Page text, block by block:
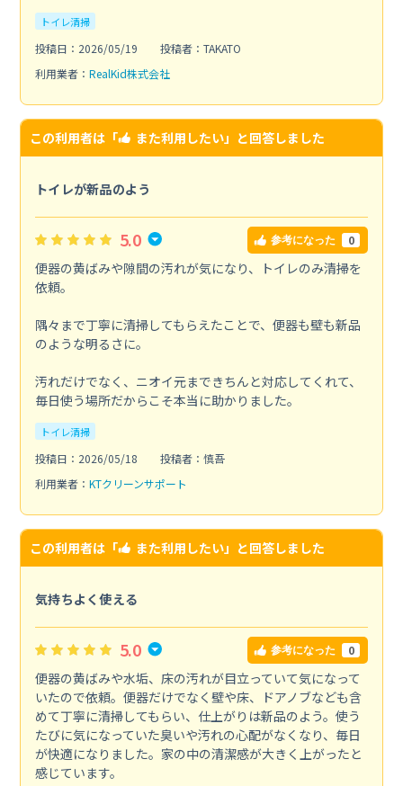
トイレ清掃
投稿日：2026/05/19
投稿者：TAKATO
利用業者： RealKid株式会社
この利用者は「 また利用したい」と回答しました
トイレが新品のよう
5.0 参考になった 0
便器の黄ばみや隙間の汚れが気になり、トイレのみ清掃を
依頼。
隅々まで丁寧に清掃してもらえたことで、便器も壁も新品
のような明るさに。
汚れだけでなく、ニオイ元まできちんと対応してくれて、
毎日使う場所だからこそ本当に助かりました。
トイレ清掃
投稿日：2026/05/18
投稿者：慎吾
利用業者： KTクリーンサポート
この利用者は「 また利用したい」と回答しました
気持ちよく使える
5.0 参考になった 0
便器の黄ばみや水垢、床の汚れが目立っていて気になって
いたので依頼。便器だけでなく壁や床、ドアノブなども含
めて丁寧に清掃してもらい、仕上がりは新品のよう。使う
たびに気になっていた臭いや汚れの心配がなくなり、毎日
が快適になりました。家の中の清潔感が大きく上がったと
感じています。